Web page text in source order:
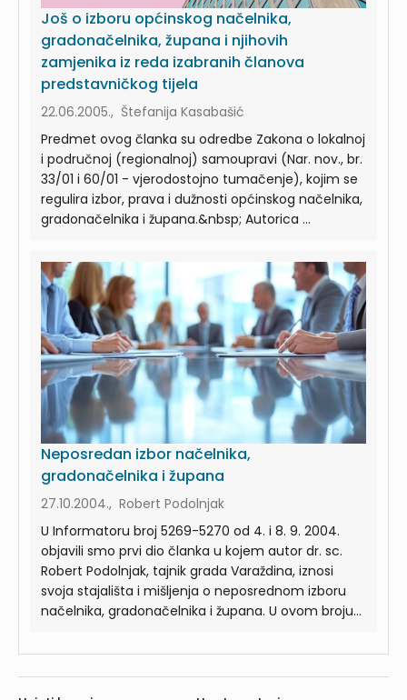
Još o izboru općinskog načelnika,
gradonačelnika, župana i njihovih
zamjenika iz reda izabranih članova
predstavničkog tijela
22.06.2005., Štefanija Kasabašić
Predmet ovog članka su odredbe Zakona o lokalnoj
i područnoj (regionalnoj) samoupravi (Nar. nov., br.
33/01 i 60/01 - vjerodostojno tumačenje), kojim se
regulira izbor, prava i dužnosti općinskog načelnika,
gradonačelnika i župana.&nbsp; Autorica ...
Neposredan izbor načelnika,
gradonačelnika i župana
27.10.2004., Robert Podolnjak
U Informatoru broj 5269-5270 od 4. i 8. 9. 2004.
objavili smo prvi dio članka u kojem autor dr. sc.
Robert Podolnjak, tajnik grada Varaždina, iznosi
svoja stajališta i mišljenja o neposrednom izboru
načelnika, gradonačelnika i župana. U ovom broju...